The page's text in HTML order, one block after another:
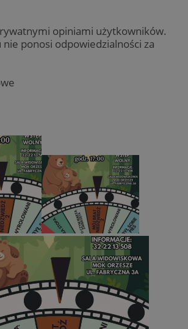
opiniami użytkowników.
ponosi odpowiedzialności za